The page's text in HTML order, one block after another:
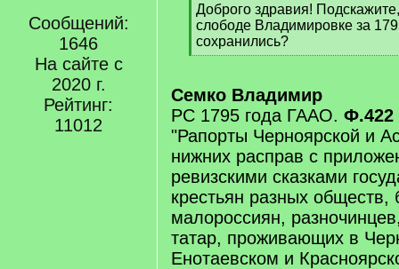
Сообщений:
1646
На сайте с
2020 г.
Рейтинг:
11012
[
q
]
Доброго здравия!
слободе Владимировке за
сохранились?
[
q
]
Семко Владимир
РС 1795 года ГААО. Ф.422
"Рапорты Черноярской и
нижних расправ с
ревизскими сказками
крестьян разных обществ,
малороссиян,
татар, проживающих в
Енотаевском и